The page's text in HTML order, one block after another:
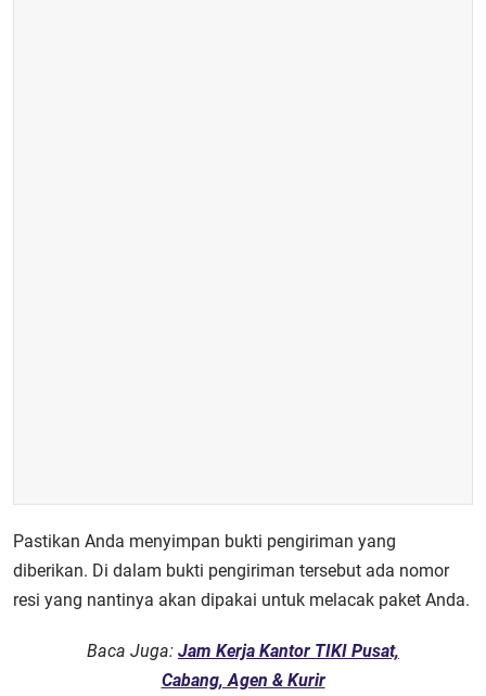
Pastikan Anda menyimpan bukti pengiriman yang
diberikan. Di dalam bukti pengiriman tersebut ada nomor
resi yang nantinya akan dipakai untuk melacak paket Anda.
Baca Juga: Jam Kerja Kantor TIKI Pusat,
Cabang, Agen & Kurir